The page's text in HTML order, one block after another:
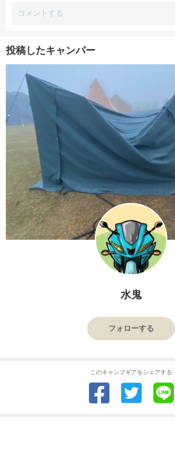
投稿したキャンパー
水鬼
フォローする
このキャンプギアをシェアする